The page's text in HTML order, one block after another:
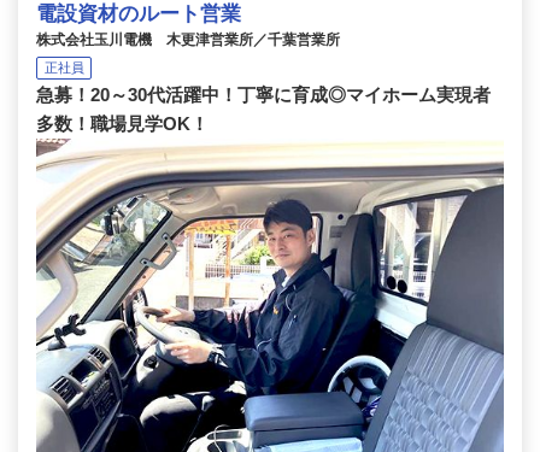
電設資材のルート営業
株式会社玉川電機 木更津営業所／千葉営業所
正社員
急募！20～30代活躍中！丁寧に育成◎マイホーム実現者
多数！職場見学OK！